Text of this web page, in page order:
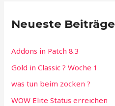
Neueste Beiträge
Addons in Patch 8.3
Gold in Classic ? Woche 1
was tun beim zocken ?
WOW Elite Status erreichen